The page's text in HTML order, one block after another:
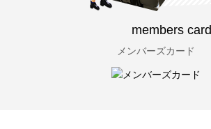
members card
メンバーズカード